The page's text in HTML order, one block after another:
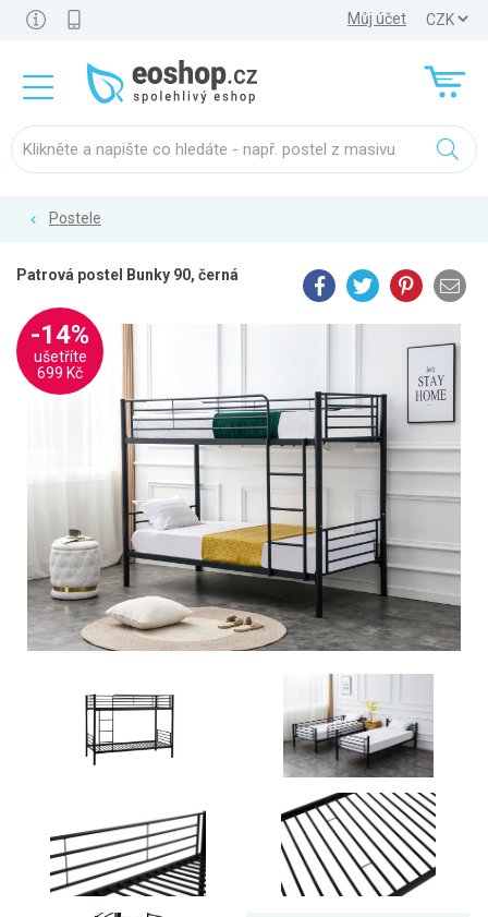
Můj účet
Postele
Patrová postel Bunky 90, černá
-14%
ušetříte
699 Kč